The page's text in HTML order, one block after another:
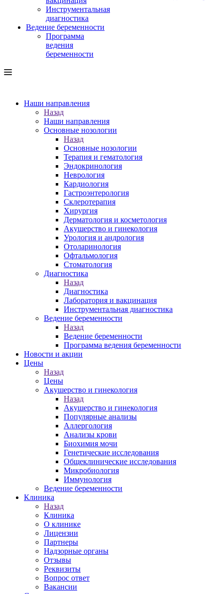
Инструментальная
диагностика
Ведение беременности
Программа
ведения
беременности
Наши направления
Назад
Наши направления
Основные нозологии
Назад
Основные нозологии
Терапия и гематология
Эндокринология
Неврология
Кардиология
Гастроэнтерология
Склеротерапия
Хирургия
Дерматология и косметология
Акушерство и гинекология
Урология и андрология
Отоларинология
Офтальмология
Стоматология
Диагностика
Назад
Диагностика
Лаборатория и вакцинация
Инструментальная диагностика
Ведение беременности
Назад
Ведение беременности
Программа ведения беременности
Новости и акции
Цены
Назад
Цены
Акушерство и гинекология
Назад
Акушерство и гинекология
Популярные анализы
Аллергология
Анализы крови
Биохимия мочи
Генетические исследования
Общеклинические исследования
Микробиология
Иммунология
Ведение беременности
Клиника
Назад
Клиника
О клинике
Лицензии
Партнеры
Надзорные органы
Отзывы
Реквизиты
Вопрос ответ
Вакансии